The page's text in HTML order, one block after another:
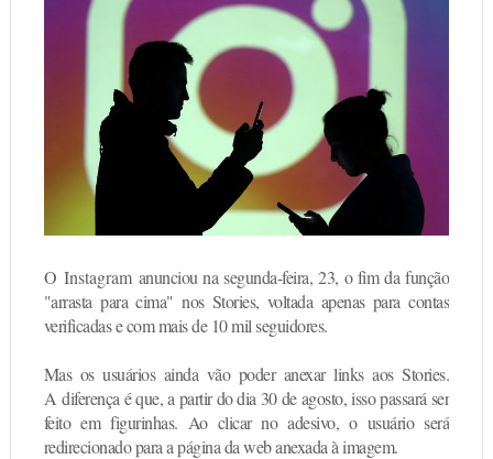
O Instagram anunciou na segunda-feira, 23, o fim da função
"arrasta para cima" nos Stories, voltada apenas para contas
verificadas e com mais de 10 mil seguidores.
Mas os usuários ainda vão poder anexar links aos Stories.
A diferença é que, a partir do dia 30 de agosto, isso passará ser
feito em figurinhas. Ao clicar no adesivo, o usuário será
redirecionado para a página da web anexada à imagem.